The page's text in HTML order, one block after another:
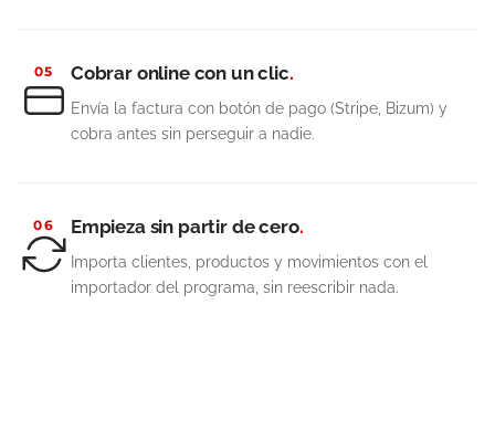
05 Cobrar online con un clic.
Envía la factura con botón de pago (Stripe, Bizum) y
cobra antes sin perseguir a nadie.
06 Empieza sin partir de cero.
Importa clientes, productos y movimientos con el
importador del programa, sin reescribir nada.